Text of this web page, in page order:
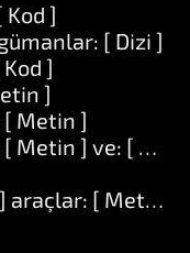
Kod ]
[ Dizi ]
]
]
[ Metin ]
[ Metin ] ve: [
[ Metin ]